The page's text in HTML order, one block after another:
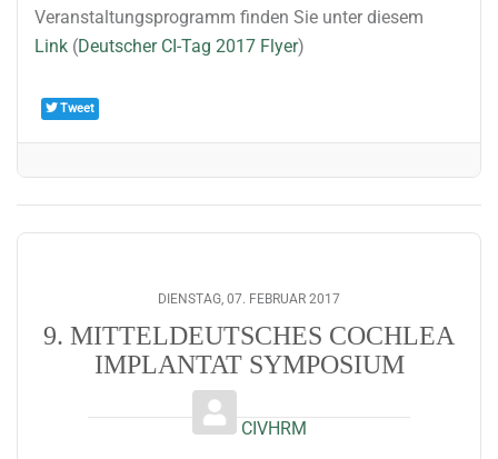
Veranstaltungsprogramm finden Sie unter diesem
Link (Deutscher CI-Tag 2017 Flyer)
Tweet
DIENSTAG, 07. FEBRUAR 2017
9. MITTELDEUTSCHES COCHLEA
IMPLANTAT SYMPOSIUM
CIVHRM